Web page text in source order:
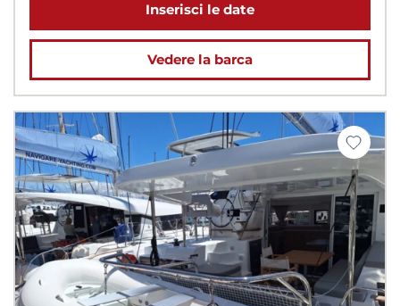
Inserisci le date
Vedere la barca